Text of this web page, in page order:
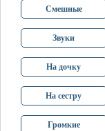
Смешные
Звуки
На дочку
На сестру
Громкие